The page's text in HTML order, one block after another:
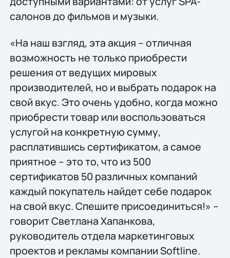
салонов до фильмов и музыки.
«На наш взгляд, эта акция – отличная
возможность не только приобрести
решения от ведущих мировых
производителей, но и выбрать подарок на
свой вкус. Это очень удобно, когда можно
приобрести товар или воспользоваться
услугой на конкретную сумму,
расплатившись сертификатом, а самое
приятное – это то, что из 500
сертификатов 50 различных компаний
каждый покупатель найдет себе подарок
на свой вкус. Спешите присоединиться!» –
говорит Светлана Хапанкова,
руководитель отдела маркетинговых
проектов и рекламы компании Softline.